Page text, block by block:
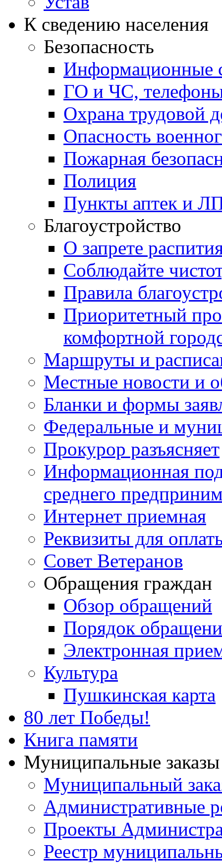
К сведению населения
Безопасность
Информационные
ГО и ЧС,
Охрана трудовой
Опасность
Пожарная
Полиция
Пункты аптек и
Благоустройство
О запрете
Соблюдайте
Правила
Приоритетный
комфортной
Маршруты и
Местные новости и
Бланки и формы
Федеральные и
Прокурор разъясняет
Информационная
среднего
Интернет приемная
Реквизиты для
Совет Ветеранов
Обращения граждан
Обзор обращений
Порядок
Электронная
Культура
Пушкинская карта
80 лет Победы!
Книга памяти
Муниципальные
Муниципальный
Административные
Проекты
Реестр